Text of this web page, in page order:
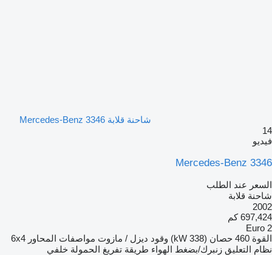
شاحنة قلابة Mercedes-Benz 3346
14
فيديو
Mercedes-Benz 3346
السعر عند الطلب
شاحنة قلابة
2002
697,424 كم
Euro 2
القوة 460 حصان (338 kW) وقود ديزل / مازوت مواصفات المحاور 6x4
نظام التعليق زنبرك/بضغط الهواء طريقة تفريغ الحمولة خلفي